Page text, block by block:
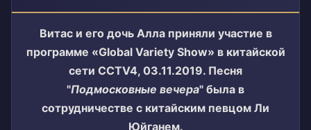
Витас и его дочь Алла приняли участие в
программе «Global Variety Show» в китайской
сети CCTV4, 03.11.2019. Песня
"Подмосковные вечера" была в
сотрудничестве с китайским певцом Ли
Юйганем.